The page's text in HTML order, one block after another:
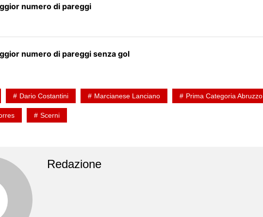
numero di pareggi
numero di pareggi senza gol
Dario Costantini Marcianese Lanciano Prima Categoria Abruzzo
Scerni
Redazione